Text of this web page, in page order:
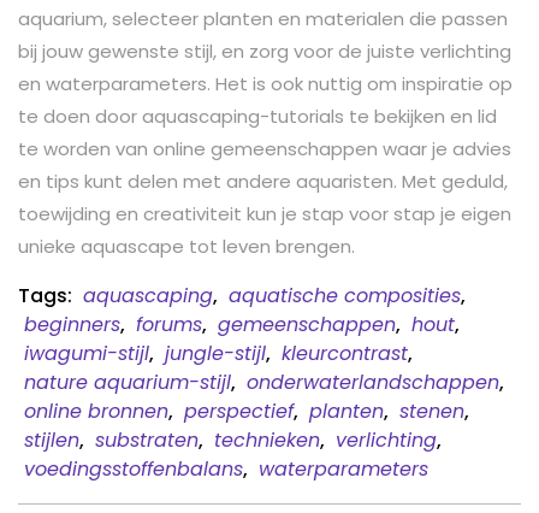
aquarium, selecteer planten en materialen die passen
bij jouw gewenste stijl, en zorg voor de juiste verlichting
en waterparameters. Het is ook nuttig om inspiratie op
te doen door aquascaping-tutorials te bekijken en lid
te worden van online gemeenschappen waar je advies
en tips kunt delen met andere aquaristen. Met geduld,
toewijding en creativiteit kun je stap voor stap je eigen
unieke aquascape tot leven brengen.
Tags: aquascaping, aquatische composities,
beginners, forums, gemeenschappen, hout,
iwagumi-stijl, jungle-stijl, kleurcontrast,
nature aquarium-stijl, onderwaterlandschappen,
online bronnen, perspectief, planten, stenen,
stijlen, substraten, technieken, verlichting,
voedingsstoffenbalans, waterparameters